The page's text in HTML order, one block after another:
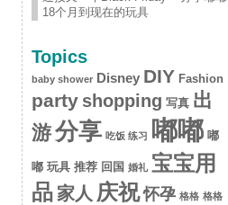
18个月到现在的玩具
Topics
baby shower Disney DIY Fashion
party shopping 写真 出
游分享 吃饭 练习 嘟嘟 嘟
嘟 玩具 推荐 回国 婚礼 宝宝用
品 家人 庆祝 怀孕 格格 格格